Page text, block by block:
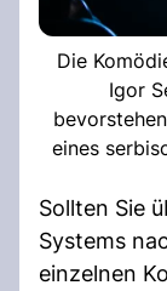
Die
Igor
eines
Sollten Sie
Systems
einzelnen